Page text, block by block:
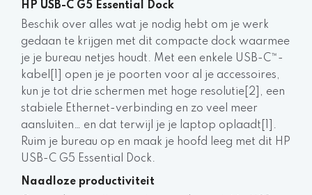
HP USB-C G5 Essential Dock
Beschik over alles wat je nodig hebt om je werk
gedaan te krijgen met dit compacte dock waarmee
je je bureau netjes houdt. Met een enkele USB-C™-
kabel[1] open je je poorten voor al je accessoires,
kun je tot drie schermen met hoge resolutie[2], een
stabiele Ethernet-verbinding en zo veel meer
aansluiten… en dat terwijl je je laptop oplaadt[1].
Ruim je bureau op en maak je hoofd leeg met dit HP
USB-C G5 Essential Dock.
Naadloze productiviteit